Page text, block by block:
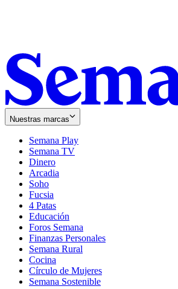
Nuestras marcas
Semana Play
Semana TV
Dinero
Arcadia
Soho
in
new
window
Fucsia
in
new
window
4 Patas
Educación
Foros Semana
Finanzas Personales
Semana Rural
Cocina
Círculo de Mujeres
Semana Sostenible